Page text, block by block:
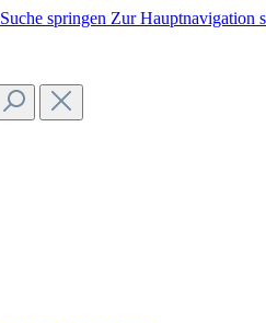
springen Zur Hauptnavigation